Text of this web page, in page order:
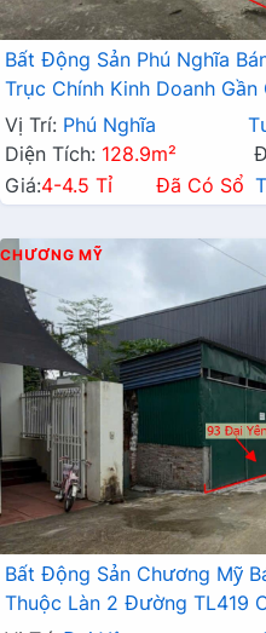
Bất Động Sản Phú Nghĩa
Trục Chính Kinh Doanh
Vị Trí: Phú Nghĩa
Diện Tích: 128.9m²
Giá:4-4.5 Tỉ Đã Có Sổ
CHƯƠNG MỸ
Bất Động Sản Chương Mỹ
Thuộc Làn 2 Đường TL419